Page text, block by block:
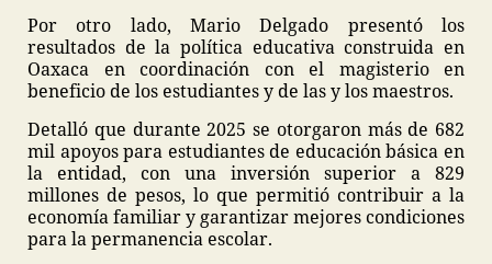
Por otro lado, Mario Delgado presentó los
resultados de la política educativa construida en
Oaxaca en coordinación con el magisterio en
beneficio de los estudiantes y de las y los maestros.
Detalló que durante 2025 se otorgaron más de 682
mil apoyos para estudiantes de educación básica en
la entidad, con una inversión superior a 829
millones de pesos, lo que permitió contribuir a la
economía familiar y garantizar mejores condiciones
para la permanencia escolar.